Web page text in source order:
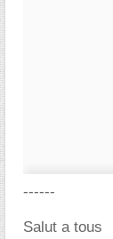
------
Salut a tous